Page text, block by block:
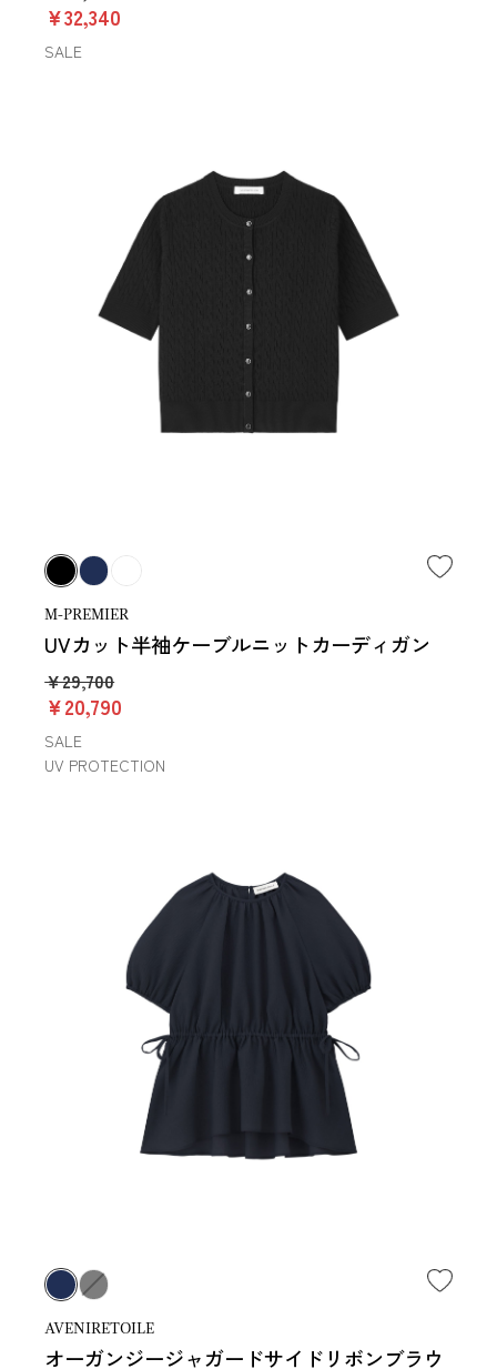
￥32,340
SALE
M-PREMIER
UVカット半袖ケーブルニットカーディガン
￥29,700
￥20,790
SALE
UV PROTECTION
AVENIRETOILE
オーガンジージャガードサイドリボンブラウ